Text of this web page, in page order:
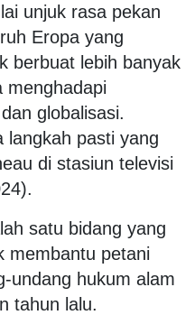
unjuk rasa pekan
Eropa yang
berbuat lebih banyak
menghadapi
globalisasi.
langkah pasti yang
di stasiun televisi
satu bidang yang
membantu petani
undang hukum alam
tahun lalu.